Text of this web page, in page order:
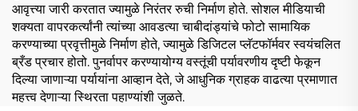
आवृत्त्या जारी करतात ज्यामुळे निरंतर रुची निर्माण होते. सोशल मीडियाची
शक्यता वापरकर्त्यांनी त्यांच्या आवडत्या चाबीदांड्यांचे फोटो सामायिक
करण्याच्या प्रवृत्तीमुळे निर्माण होते, ज्यामुळे डिजिटल प्लॅटफॉर्मवर स्वयंचलित
ब्रँड प्रचार होतो. पुनर्वापर करण्यायोग्य वस्तूंची पर्यावरणीय दृष्टी फेकून
दिल्या जाणाऱ्या पर्यायांना आव्हान देते, जे आधुनिक ग्राहक वाढत्या प्रमाणात
महत्त्व देणाऱ्या स्थिरता पहाण्यांशी जुळते.